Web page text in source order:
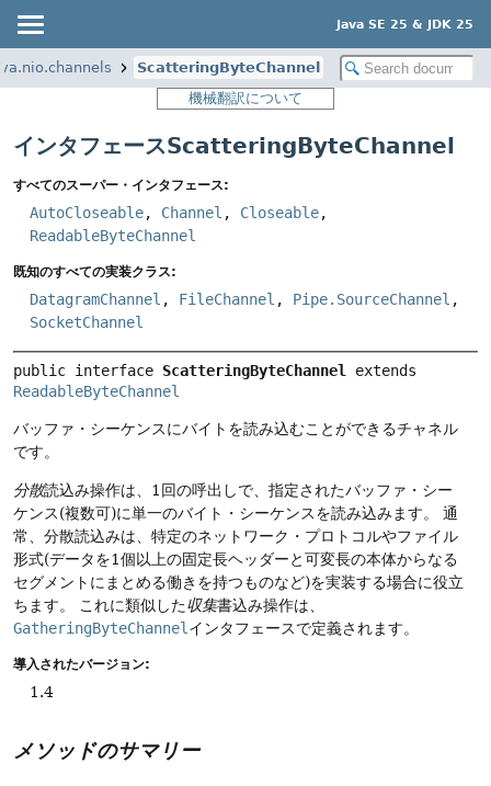
Java SE 25 & JDK 25
ScatteringByteChannel
機械翻訳について
インタフェースScatteringByteChannel
すべてのスーパー・インタフェース:
AutoCloseable, Channel , Closeable,
ReadableByteChannel
既知のすべての実装クラス:
DatagramChannel , FileChannel , Pipe.SourceChannel ,
SocketChannel
public interface ScatteringByteChannel
ReadableByteChannel
バッファ・シーケンスにバイトを読み込むことができるチャネル
です。
分散読込み操作は、1回の呼出しで、指定されたバッファ・シー
ケンス(複数可)に単一のバイト・シーケンスを読み込みます。
通
常、分散読込みは、特定のネットワーク・プロトコルやファイル
形式(データを1個以上の固定長ヘッダーと可変長の本体からなる
セグメントにまとめる働きを持つものなど)を実装する場合に役立
ちます。
これに類似した収集書込み操作は、
GatheringByteChannel インタフェースで定義されます。
導入されたバージョン:
1.4
メソッドのサマリー